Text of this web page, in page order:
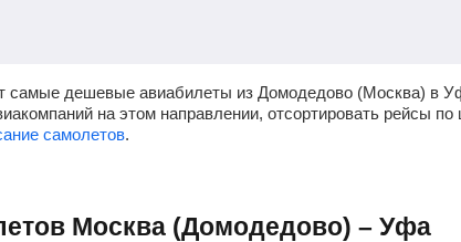
самые дешевые авиабилеты из Домодедово (Москва) в
на этом направлении, отсортировать рейсы
самолетов.
Москва (Домодедово) – Уфа